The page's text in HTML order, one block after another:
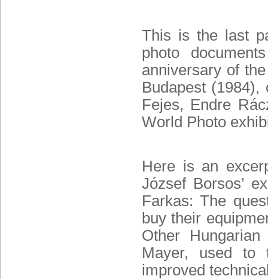
This is the last
photo
anniversary of
Budapest (1984),
Fejes, Endre
World Photo
Here is an
József Borsos’
Farkas: The
buy their
Other
Mayer, used to
improved